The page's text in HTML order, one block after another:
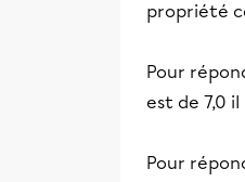
propriété
Pour
est de 7,0
Pour